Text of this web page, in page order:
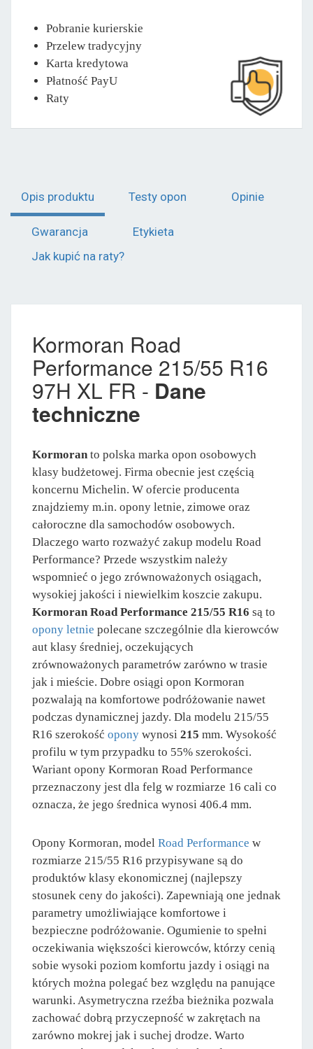
Pobranie kurierskie
Przelew tradycyjny
Karta kredytowa
Płatność PayU
Raty
Opis produktu Testy opon Opinie
Gwarancja
Etykieta
Jak kupić na raty?
Kormoran Road
Performance 215/55 R16
97H XL FR - Dane
techniczne
Kormoran to polska marka opon osobowych
klasy budżetowej. Firma obecnie jest częścią
koncernu Michelin. W ofercie producenta
znajdziemy m.in. opony letnie, zimowe oraz
całoroczne dla samochodów osobowych.
Dlaczego warto rozważyć zakup modelu Road
Performance? Przede wszystkim należy
wspomnieć o jego zrównoważonych osiągach,
wysokiej jakości i niewielkim koszcie zakupu.
Kormoran Road Performance 215/55 R16 są to
opony letnie polecane szczególnie dla kierowców
aut klasy średniej, oczekujących
zrównoważonych parametrów zarówno w trasie
jak i mieście. Dobre osiągi opon Kormoran
pozwalają na komfortowe podróżowanie nawet
podczas dynamicznej jazdy. Dla modelu 215/55
R16 szerokość opony wynosi 215 mm. Wysokość
profilu w tym przypadku to 55% szerokości.
Wariant opony Kormoran Road Performance
przeznaczony jest dla felg w rozmiarze 16 cali co
oznacza, że jego średnica wynosi 406.4 mm.
Opony Kormoran, model Road Performance w
rozmiarze 215/55 R16 przypisywane są do
produktów klasy ekonomicznej (najlepszy
stosunek ceny do jakości). Zapewniają one jednak
parametry umożliwiające komfortowe i
bezpieczne podróżowanie. Ogumienie to spełni
oczekiwania większości kierowców, którzy cenią
sobie wysoki poziom komfortu jazdy i osiągi na
których można polegać bez względu na panujące
warunki. Asymetryczna rzeźba bieżnika pozwala
zachować dobrą przyczepność w zakrętach na
zarówno mokrej jak i suchej drodze. Warto